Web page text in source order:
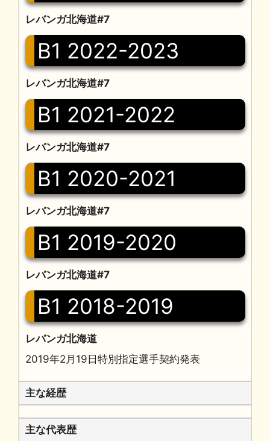
レバンガ北海道#7
B1 2022-2023
レバンガ北海道#7
B1 2021-2022
レバンガ北海道#7
B1 2020-2021
レバンガ北海道#7
B1 2019-2020
レバンガ北海道#7
B1 2018-2019
レバンガ北海道
2019年2月19日特別指定選手契約発表
主な経歴
主な代表歴